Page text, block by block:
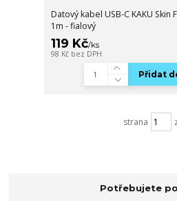
Datový kabel USB-C KAKU Skin
1m - fialový
119 Kč/ks
98 Kč bez DPH
Přidat
strana
Potřebujete